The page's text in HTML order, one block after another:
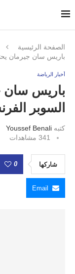
الصفحة الرئيسية
باريس سان جيرمان
أخبار الرياضة
باريس سان
السوبر
كتبه Youssef Benali
341 مشاهدات
شاركها 0
Email